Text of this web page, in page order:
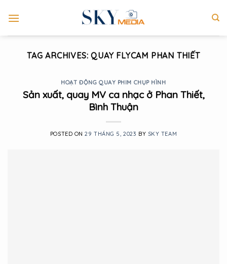
TAG ARCHIVES:QUAY FLYCAM PHAN THIẾT
HOẠT ĐỘNG QUAY PHIM CHỤP HÌNH
Sản xuất, quay MV ca nhạc ở Phan Thiết,
Bình Thuận
POSTED ON29 THÁNG 5, 2023 BY SKY TEAM